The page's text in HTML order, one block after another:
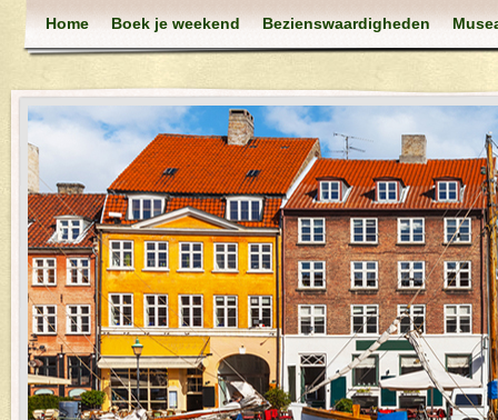
Home Boek je weekend Bezienswaardigheden